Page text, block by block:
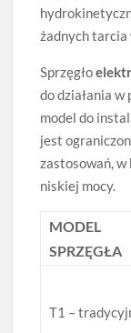
żadnych
Sprzęgło
do działania
model do
jest
zastosowań,
niskiej mocy.
MODEL
SPRZĘGŁA
T1 –